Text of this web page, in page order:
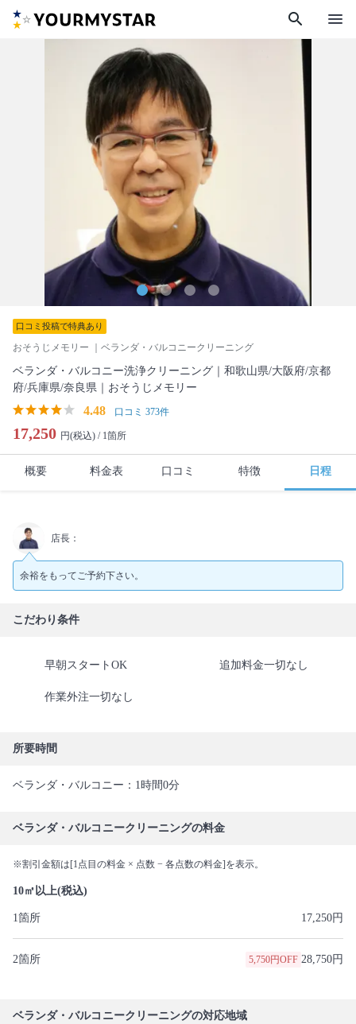
search menu
口コミ投稿で特典あり
おそうじメモリー ｜ベランダ・バルコニークリーニング
ベランダ・バルコニー洗浄クリーニング｜和歌山県/大阪府/京都
府/兵庫県/奈良県｜おそうじメモリー
4.48 口コミ 373件
17,250 円(税込) / 1箇所
概要 料金表 口コミ 特徴 日程
店長：
余裕をもってご予約下さい。
こだわり条件
早朝スタートOK 追加料金一切なし
作業外注一切なし
所要時間
ベランダ・バルコニー：1時間0分
ベランダ・バルコニークリーニングの料金
※割引金額は[1点目の料金 × 点数 − 各点数の料金]を表示。
10㎡以上(税込)
1箇所 17,250円
2箇所 5,750円OFF 28,750円
ベランダ・バルコニークリーニングの対応地域